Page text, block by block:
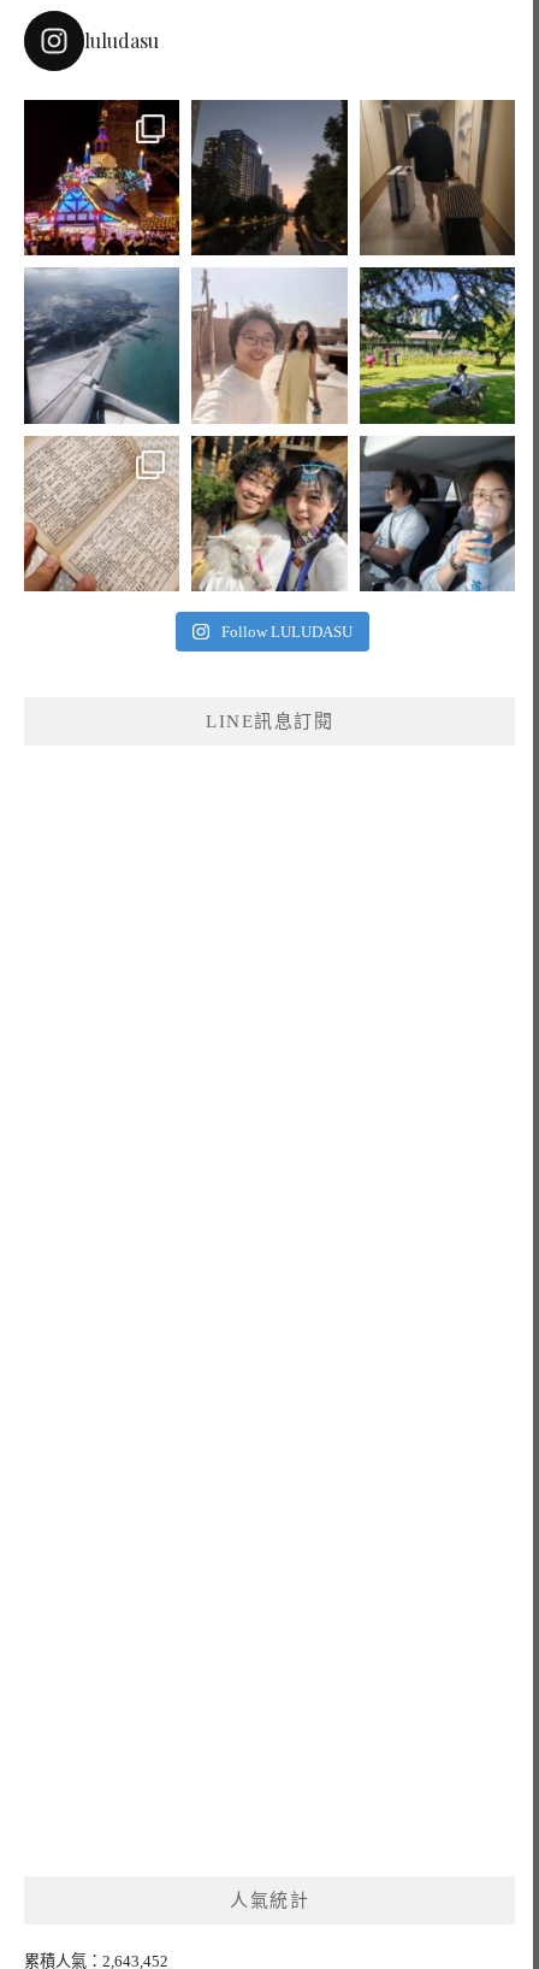
luludasu
Follow LULUDASU
LINE訊息訂閱
人氣統計
累積人氣：2,643,452